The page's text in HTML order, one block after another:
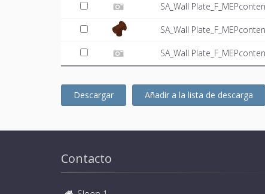
SA_Wall
SA_Wall
SA_Wall
Descargar Añadir a la lista de descarga
Contacto